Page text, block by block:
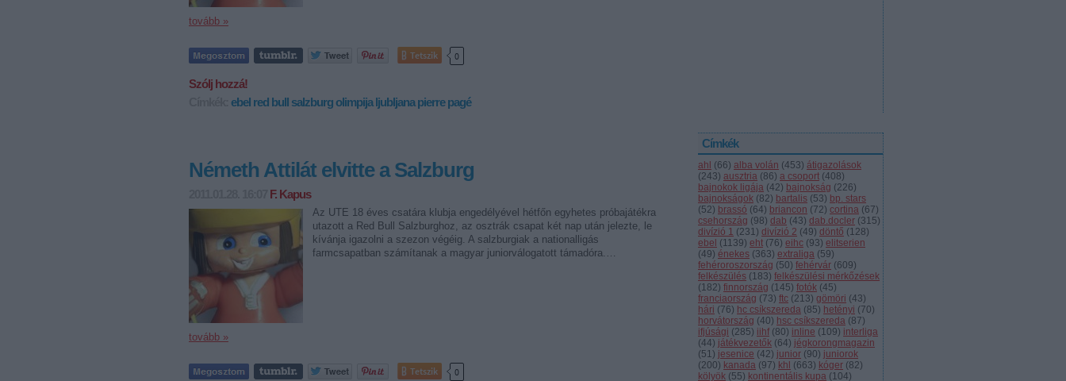
Címkék
ahl (66) alba volán (453) átigazolások
(243) ausztria (86) a csoport (408)
bajnokok ligája (42) bajnokság (226)
bajnokságok (82) bartalis (53) bp. stars
(52) brassó (64) briancon (72) cortina (67)
csehország (98) dab (43) dab.docler (315)
divízió 1 (231) divízió 2 (49) döntő (128)
ebel (1139) eht (76) eihc (93) elitserien
(49) énekes (363) extraliga (59)
fehéroroszország (50) fehérvár (609)
felkészülés (183) felkészülési mérkőzések
(182) finnország (145) fotók (45)
franciaország (73) ftc (213) gömöri (43)
hári (76) hc csíkszereda (85) hetényi (70)
horvátország (40) hsc csíkszereda (87)
ifjúsági (285) iihf (80) inline (109) interliga
(44) játékvezetők (64) jégkorongmagazin
(51) jesenice (42) junior (90) juniorok
(200) kanada (97) khl (663) kóger (82)
kölyök (55) kontinentális kupa (104)
tovább »
Tetszik 0
Szólj hozzá!
ebel red bull salzburgolimpija ljubljana pierre pagé
Németh Attilát elvitte a Salzburg
F. Kapus
Az UTE 18 éves csatára klubja engedélyével hétfőn egyhetes próbajátékra
utazott a Red Bull Salzburghoz, az osztrák csapat két nap után jelezte, le
kívánja igazolni a szezon végéig. A salzburgiak a nationalligás
farmcsapatban számítanak a magyar juniorválogatott támadóra.…
tovább »
Tetszik 0